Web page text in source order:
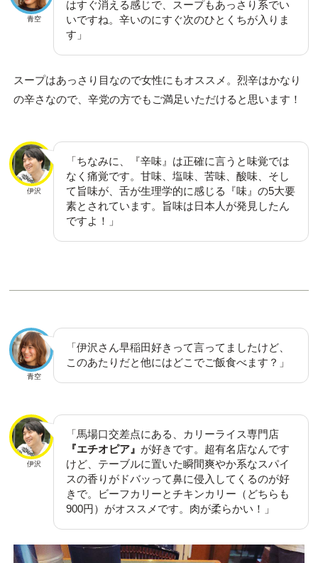
青空
はすぐ消える感じで、スープもあっさり系でい
いですね。辛いのにすぐ次のひとくちが入りま
す」
スープはあっさり目なので女性にもオススメ。烈辛はかなり
の辛さなので、辛党の方でもご満足いただけると思います！
伊沢
「ちなみに、『辛味』は正確に言うと味覚では
なく痛覚です。甘味、塩味、苦味、酸味、そし
て旨味が、舌が生理学的に感じる『味』の5大要
素とされています。旨味は日本人が発見したん
ですよ！」
青空
「伊沢さん早稲田好きって言ってましたけど、
このあたりだと他にはどこでご飯食べます？」
伊沢
「馬場口交差点にある、カリーライス専門店
『エチオピア』 が好きです。超有名店なんです
けど、テーブルに置いた瞬間爽やか系なスパイ
スの香りがドバッって鼻に侵入してくるのが好
きで。ビーフカリーとチキンカリー（どちらも
900円）がオススメです。肉が柔らかい！」